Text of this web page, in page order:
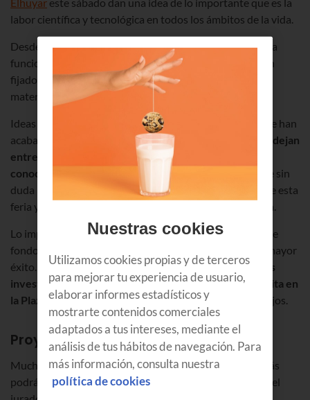
Elhuyar este sábado dan una idea de lo importante que es la
labor científica y tecnológica en todos los ámbitos de la vida.
Desde estudios sobre el efecto del cambio climático en la
funcionalidad de las plantas, hasta iniciativas que se han
fijado en conseguir nuevas fuentes de energía o reciclar
materiales hasta ahora inservibles.
Ideas en ebullición en las cabezas de los más jóvenes que han
acabado siendo propuestas concretas y que sobre todo dejan
entrever una filosofía de trabajo muy clara: poner el
conocimiento al servicio del progreso
. Un objetivo que sin
duda ha quedado muy patente durante la celebración de esta
feria y que Euskaltel ha querido apoyar con su presencia.
Lo importante no era ganar, sino resaltar una cuestión de
fondo: el reconocimiento a un trabajo bien hecho es el mayor
éxito. Eso es lo que persiguieron losmás de 400 jóvenes
investigadores, de entre 12 y 18 años, que se dieron cita en
la Plaza Nueva de Bilbao. El reconocimiento a sus trabajos.
Proyectos de 10
Muchos de ellos no sólo lo consiguieron sino que además
podrán llevar sus proyectos aún más lejos. En concreto, el
Nuestras cookies
Utilizamos cookies propias y de terceros
para mejorar tu experiencia de usuario,
elaborar informes estadísticos y
mostrarte contenidos comerciales
adaptados a tus intereses, mediante el
análisis de tus hábitos de navegación. Para
más información, consulta nuestra
política de cookies